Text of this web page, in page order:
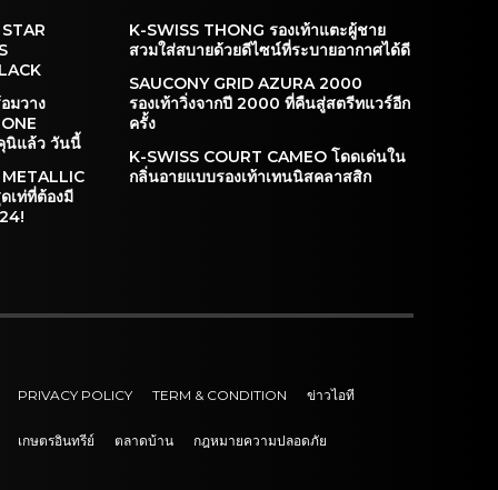
มวาง
นิแล้ว วันนี้
เท่ที่ต้องมี
K-SWISS THONG รองเท้าแตะผู้ชาย
สวมใส่สบายด้วยดีไซน์ที่ระบายอากาศได้ดี
SAUCONY GRID AZURA 2000
รองเท้าวิ่งจากปี 2000 ที่คืนสู่สตรีทแวร์อีก
ครั้ง
K-SWISS COURT CAMEO โดดเด่นใน
กลิ่นอายแบบรองเท้าเทนนิสคลาสสิก
PRIVACY POLICY TERM & CONDITION ข่าวไอที
เกษตรอินทรีย์ ตลาดบ้าน กฎหมายความปลอดภัย